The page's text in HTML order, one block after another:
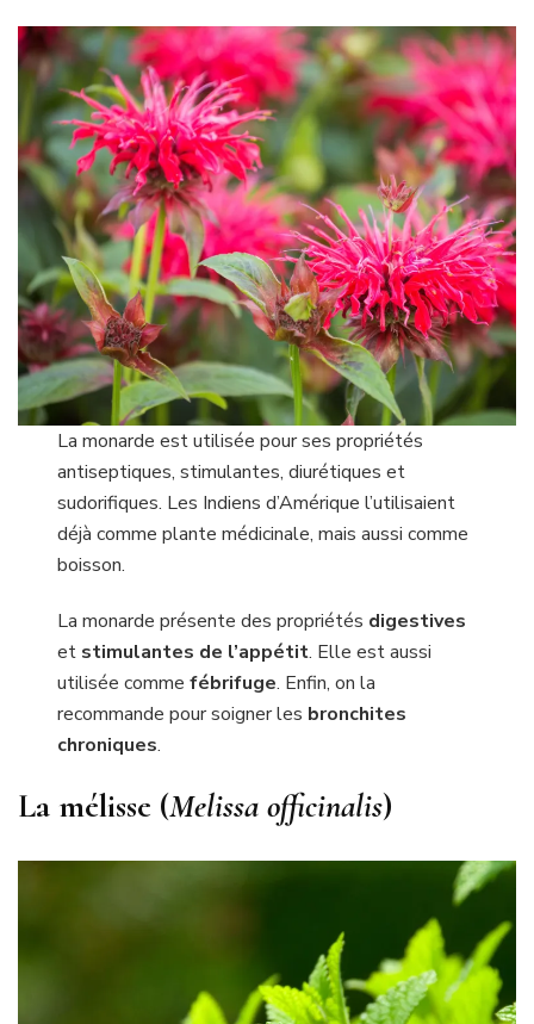
La monarde est utilisée pour ses propriétés
antiseptiques, stimulantes, diurétiques et
sudorifiques. Les Indiens d’Amérique l’utilisaient
déjà comme plante médicinale, mais aussi comme
boisson.
La monarde présente des propriétés digestives
et stimulantes de l’appétit. Elle est aussi
utilisée commefébrifuge. Enfin, on la
recommande pour soigner les bronchites
chroniques.
La mélisse (Melissa officinalis)